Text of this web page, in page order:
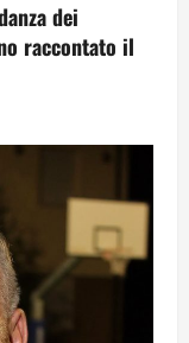
dei
raccontato il